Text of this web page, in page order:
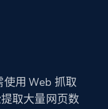
用 Web 抓取
取大量网页数